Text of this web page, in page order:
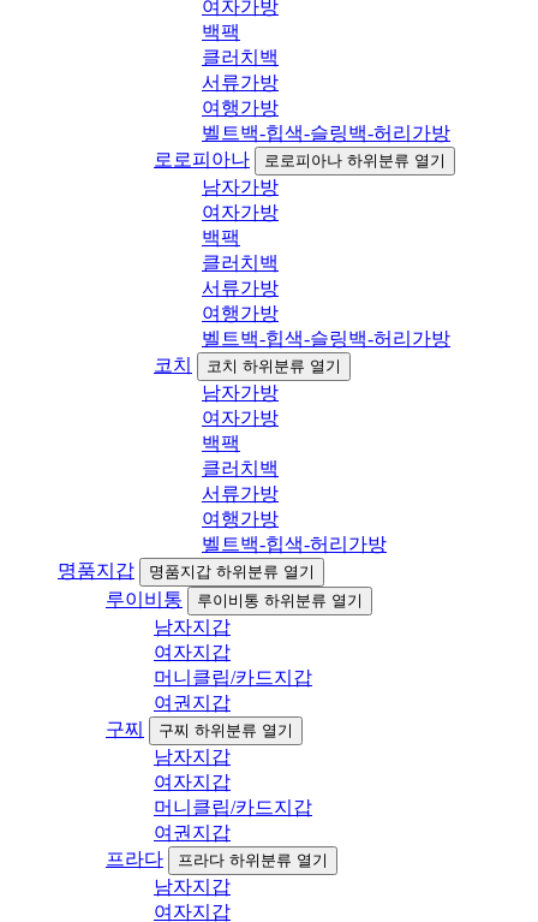
여자가방
백팩
클러치백
서류가방
여행가방
벨트백-힙색-슬링백-허리가방
로로피아나
로로피아나 하위분류 열기
남자가방
여자가방
백팩
클러치백
서류가방
여행가방
벨트백-힙색-슬링백-허리가방
코치
코치 하위분류 열기
남자가방
여자가방
백팩
클러치백
서류가방
여행가방
벨트백-힙색-허리가방
명품지갑
명품지갑 하위분류 열기
루이비통 루이비통 하위분류 열기
남자지갑
여자지갑
머니클립/카드지갑
여권지갑
구찌
구찌 하위분류 열기
남자지갑
여자지갑
머니클립/카드지갑
여권지갑
프라다
프라다 하위분류 열기
남자지갑
여자지갑